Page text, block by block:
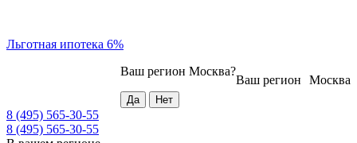
Льготная ипотека 6%
Москва
Ваш регион
Ваш регион Москва?
8 (495) 565-30-55
8 (495) 565-30-55